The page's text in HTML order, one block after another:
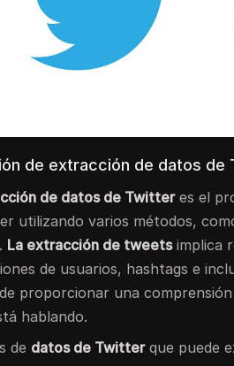
de extracción de datos de
de datos de Twitteres el
utilizando varios métodos,
La extracción de tweetsimplica
de usuarios, hashtags e
proporcionar una
hablando.
de datos de Twitterque puede